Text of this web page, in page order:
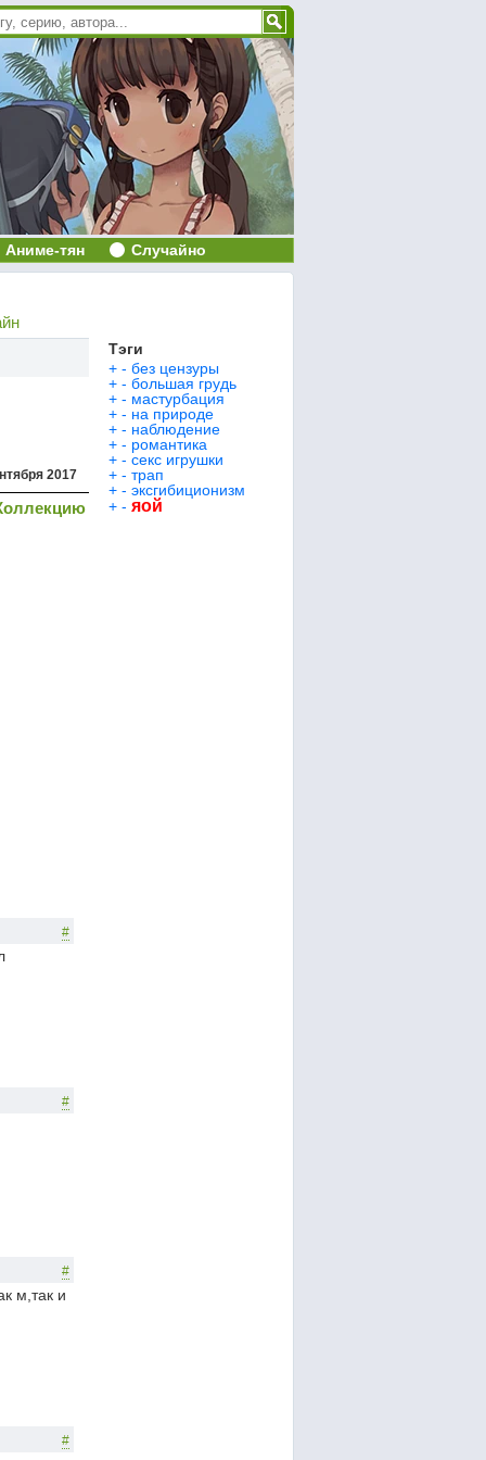
Аниме-тян Случайно
2017
#
#
#
м,так и
#
Тэги
+ - без цензуры
+ - большая грудь
+ - мастурбация
+ - на природе
+ - наблюдение
+ - романтика
+ - секс игрушки
+ - трап
+ - эксгибиционизм
+ - яой